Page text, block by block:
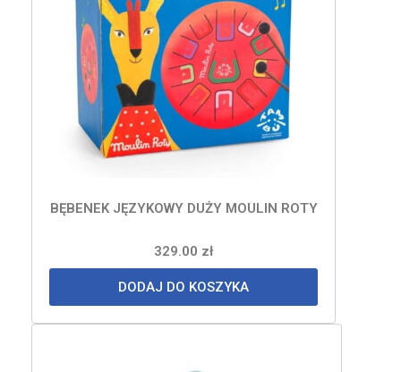
BĘBENEK JĘZYKOWY DUŻY MOULIN ROTY
329.00 zł
DODAJ DO KOSZYKA